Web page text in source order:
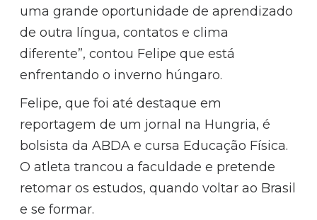
uma grande oportunidade de aprendizado
de outra língua, contatos e clima
diferente”, contou Felipe que está
enfrentando o inverno húngaro.
Felipe, que foi até destaque em
reportagem de um jornal na Hungria, é
bolsista da ABDA e cursa Educação Física.
O atleta trancou a faculdade e pretende
retomar os estudos, quando voltar ao Brasil
e se formar.